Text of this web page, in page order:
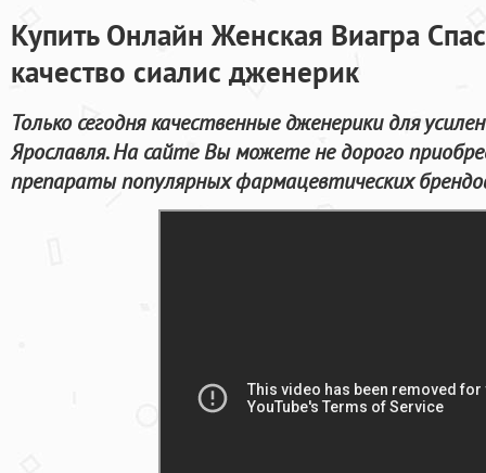
Купить Онлайн Женская Виагра
качество сиалис дженерик
Только сегодня качественные дженерики для
Ярославля. На сайте Вы можете не дорого
препараты популярных фармацевтических